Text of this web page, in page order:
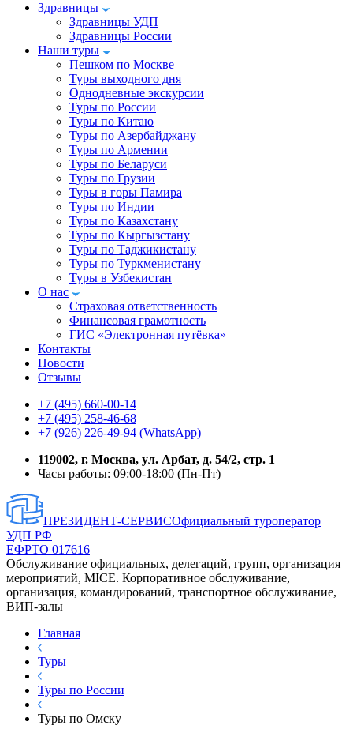
Здравницы
Здравницы УДП
Здравницы России
Наши туры
Пешком по Москве
Туры выходного дня
Однодневные экскурсии
Туры по России
Туры по Китаю
Туры по Азербайджану
Туры по Армении
Туры по Беларуси
Туры по Грузии
Туры в горы Памира
Туры по Индии
Туры по Казахстану
Туры по Кыргызстану
Туры по Таджикистану
Туры по Туркменистану
Туры в Узбекистан
О нас
Страховая ответственность
Финансовая грамотность
ГИС «Электронная путёвка»
Контакты
Новости
Отзывы
+7 (495) 660-00-14
+7 (495) 258-46-68
+7 (926) 226-49-94 (WhatsApp)
119002, г. Москва, ул. Арбат, д. 54/2, стр. 1
Часы работы: 09:00-18:00 (Пн-Пт)
ПРЕЗИДЕНТ-СЕРВИСОфициальный туроператор
УДП РФ
ЕФРТО 017616
Обслуживание официальных, делегаций, групп, организация
мероприятий, MICE. Корпоративное обслуживание,
организация, командирований, транспортное обслуживание,
ВИП-залы
Главная
Туры
Туры по России
Туры по Омску